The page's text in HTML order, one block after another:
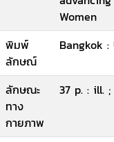
Women
พิมพ์
ลักษณ์
Bangkok :
ลักษณะ
ทาง
กายภาพ
37 p. : ill. ;